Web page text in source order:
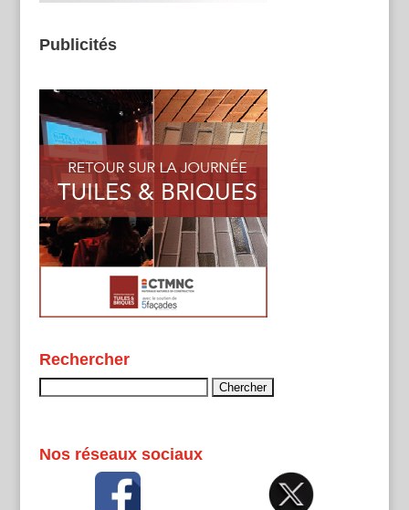
Publicités
Rechercher
Nos réseaux sociaux